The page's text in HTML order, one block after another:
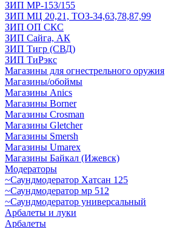
ЗИП МР-153/155
ЗИП МЦ 20,21, ТОЗ-34,63,78,87,99
ЗИП ОП СКС
ЗИП Сайга, АК
ЗИП Тигр (СВД)
ЗИП ТиРэкс
Магазины для огнестрельного оружия
Магазины/обоймы
Магазины Anics
Магазины Borner
Магазины Crosman
Магазины Gletcher
Магазины Smersh
Магазины Umarex
Магазины Байкал (Ижевск)
Модераторы
~Cаундмодератор Хатсан 125
~Саундмодератор мр 512
~Саундмодератор универсальный
Арбалеты и луки
Арбалеты